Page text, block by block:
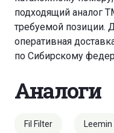
подходящий аналог
требуемой позиции.
оперативная
по Сибирскому
Аналоги
Fil Filter Leemin